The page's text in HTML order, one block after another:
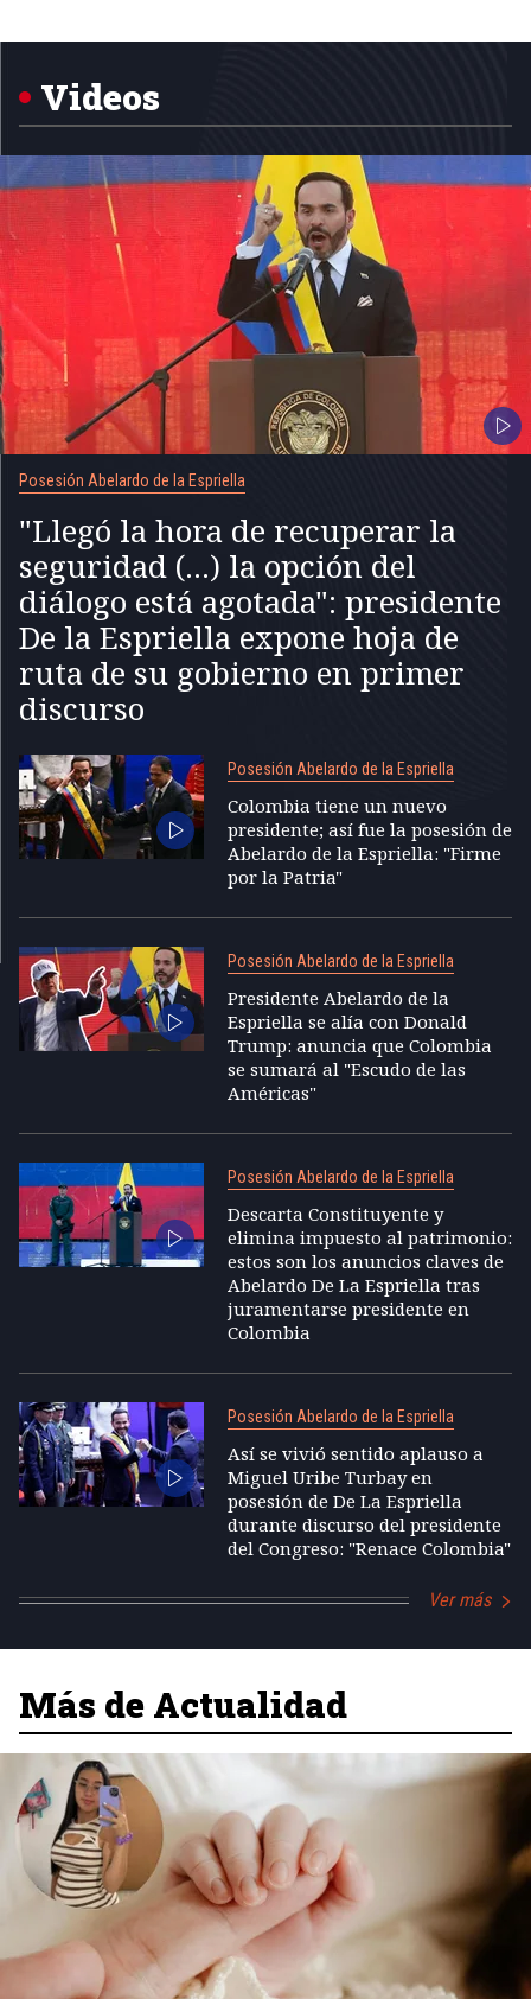
1
Videos
Posesión Abelardo de la Espriella
"Llegó la hora de recuperar la
seguridad (...) la opción del
diálogo está agotada": presidente
De la Espriella expone hoja de
ruta de su gobierno en primer
discurso
Posesión Abelardo de la Espriella
Colombia tiene un nuevo
presidente; así fue la posesión de
Abelardo de la Espriella: "Firme
por la Patria"
Posesión Abelardo de la Espriella
Presidente Abelardo de la
Espriella se alía con Donald
Trump: anuncia que Colombia
se sumará al "Escudo de las
Américas"
Posesión Abelardo de la Espriella
Descarta Constituyente y
elimina impuesto al patrimonio:
estos son los anuncios claves de
Abelardo De La Espriella tras
juramentarse presidente en
Colombia
Posesión Abelardo de la Espriella
Así se vivió sentido aplauso a
Miguel Uribe Turbay en
posesión de De La Espriella
durante discurso del presidente
del Congreso: "Renace Colombia"
Ver más
Más de Actualidad